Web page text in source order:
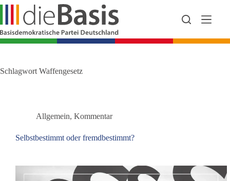
Zum
springen
Schlagwort Waffengesetz
Allgemein, Kommentar
Selbstbestimmt oder fremdbestimmt?